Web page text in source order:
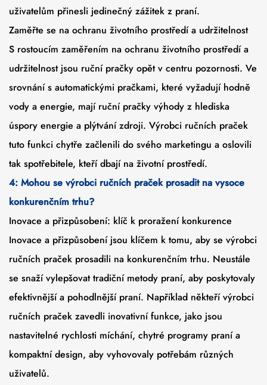
uživatelům přinesli jedinečný zážitek z praní.
Zaměřte se na ochranu životního prostředí a udržitelnost
S rostoucím zaměřením na ochranu životního prostředí a
udržitelnost jsou ruční pračky opět v centru pozornosti. Ve
srovnání s automatickými pračkami, které vyžadují hodně
vody a energie, mají ruční pračky výhody z hlediska
úspory energie a plýtvání zdroji. Výrobci ručních praček
tuto funkci chytře začlenili do svého marketingu a oslovili
tak spotřebitele, kteří dbají na životní prostředí.
4: Mohou se výrobci ručních praček prosadit na vysoce
konkurenčním trhu?
Inovace a přizpůsobení: klíč k proražení konkurence
Inovace a přizpůsobení jsou klíčem k tomu, aby se výrobci
ručních praček prosadili na konkurenčním trhu. Neustále
se snaží vylepšovat tradiční metody praní, aby poskytovaly
efektivnější a pohodlnější praní. Například někteří výrobci
ručních praček zavedli inovativní funkce, jako jsou
nastavitelné rychlosti míchání, chytré programy praní a
kompaktní design, aby vyhovovaly potřebám různých
uživatelů.